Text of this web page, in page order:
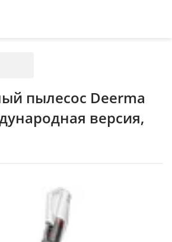
пылесос Deerma
версия,